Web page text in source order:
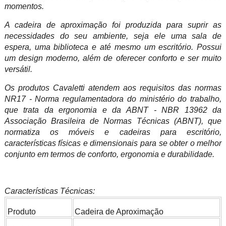
momentos.
A cadeira de aproximação foi produzida para suprir as
necessidades do seu ambiente, seja ele uma sala de
espera, uma biblioteca e até mesmo um escritório. Possui
um design moderno, além de oferecer conforto e ser muito
versátil.
Os produtos Cavaletti atendem aos requisitos das normas
NR17 - Norma regulamentadora do ministério do trabalho,
que trata da ergonomia e da ABNT - NBR 13962 da
Associação Brasileira de Normas Técnicas (ABNT), que
normatiza os móveis e cadeiras para escritório,
características físicas e dimensionais para se obter o melhor
conjunto em termos de conforto, ergonomia e durabilidade.
Características Técnicas:
Produto Cadeira de Aproximação